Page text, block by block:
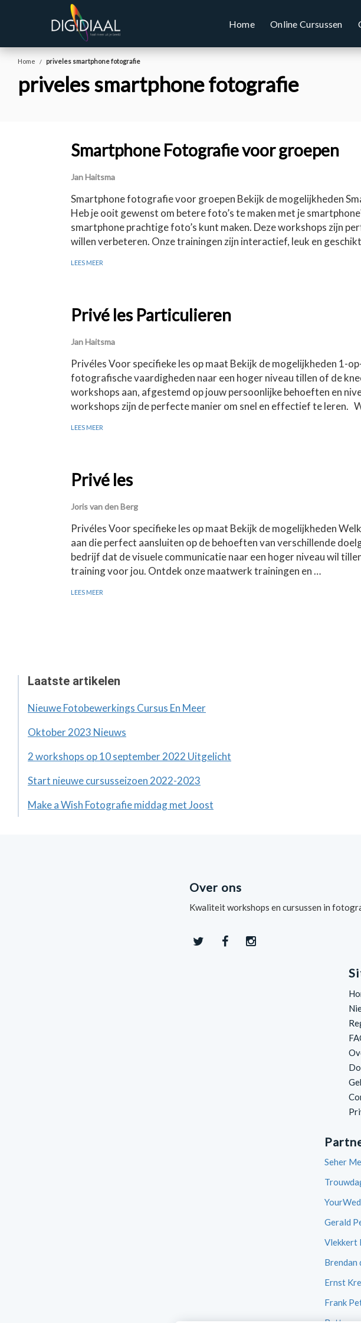
Home Online Cursussen
Home priveles smartphone fotografie
priveles smartphone fotografie
Smartphone Fotografie voor groepen
Jan Haitsma
Smartphone fotografie voor groepen Bekijk de mogelijkheden
Heb je ooit gewenst om betere foto’s te maken met je
smartphone prachtige foto’s kunt maken. Deze workshops zijn
willen verbeteren. Onze trainingen zijn interactief, leuk en
LEES MEER
Privé les Particulieren
Jan Haitsma
Privéles Voor specifieke les op maat Bekijk de mogelijkheden 1-
fotografische vaardigheden naar een hoger niveau tillen of de
workshops aan, afgestemd op jouw persoonlijke behoeften en
workshops zijn de perfecte manier om snel en effectief te leren.
LEES MEER
Privé les
Joris van den Berg
Privéles Voor specifieke les op maat Bekijk de mogelijkheden
aan die perfect aansluiten op de behoeften van verschillende
bedrijf dat de visuele communicatie naar een hoger niveau wil
training voor jou. Ontdek onze maatwerk trainingen en …
LEES MEER
Laatste artikelen
Nieuwe Fotobewerkings Cursus En Meer
Oktober 2023 Nieuws
2 workshops op 10 september 2022 Uitgelicht
Start nieuwe cursusseizoen 2022-2023
Make a Wish Fotografie middag met Joost
Over ons
Kwaliteit workshops en cursussen in
Seher
Gerald
Vlekkert
Brendan
Ernst
Frank